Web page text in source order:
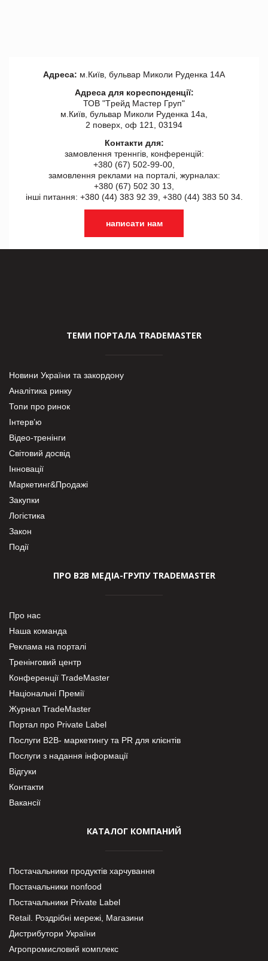
Адреса: м.Київ, бульвар Миколи Руденка 14А
Адреса для кореспонденції:
ТОВ "Tрейд Мастер Груп"
м.Київ, бульвар Миколи Руденка 14а,
2 поверх, оф 121, 03194
Контакти для:
замовлення треннгів, конференцій:
+380 (67) 502-99-00,
замовлення реклами на порталі, журналах:
+380 (67) 502 30 13,
інші питання: +380 (44) 383 92 39, +380 (44) 383 50 34.
написати нам
ТЕМИ ПОРТАЛА TRADEMASTER
Новини України та закордону
Аналітика ринку
Топи про ринок
Інтерв’ю
Відео-тренінги
Світовий досвід
Інновації
Маркетинг&Продажі
Закупки
Логістика
Закон
Події
ПРО В2В МЕДІА-ГРУПУ TRADEMASTER
Про нас
Наша команда
Реклама на порталі
Тренінговий центр
Конференції TradeMaster
Національні Премії
Журнал TradeMaster
Портал про Private Label
Послуги В2В- маркетингу та PR для клієнтів
Послуги з надання інформації
Відгуки
Контакти
Вакансії
КАТАЛОГ КОМПАНИЙ
Постачальники продуктів харчування
Постачальники nonfood
Постачальники Private Label
Retail. Роздрібні мережі, Магазини
Дистрибутори України
Агропромисловий комплекс